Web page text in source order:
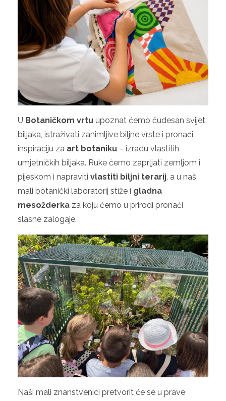
U Botaničkom vrtu upoznat ćemo čudesan svijet
biljaka, istraživati zanimljive biljne vrste i pronaći
inspiraciju za art botaniku – izradu vlastitih
umjetničkih biljaka. Ruke ćemo zaprljati zemljom i
pijeskom i napraviti vlastiti biljni terarij, a u naš
mali botanički laboratorij stiže i gladna
mesožderka za koju ćemo u prirodi pronaći
slasne zalogaje.
Naši mali znanstvenici pretvorit će se u prave